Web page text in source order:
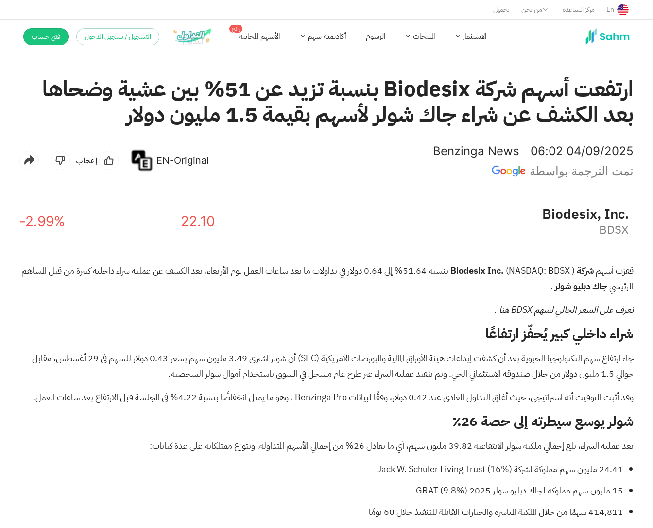
تحميل من نحن مركز المساعدة En
الاستثمار المنتجات الرسوم أكاديمية سهم الأسهم المجانية
رائج
التسجيل / تسجيل الدخول فتح حساب
ارتفعت أسهم شركة Biodesix بنسبة تزيد عن 51% بين عشية وضحاها
بعد الكشف عن شراء جاك شولر لأسهم بقيمة 1.5 مليون دولار
Benzinga News
06:02 04/09/2025
تمت الترجمة بواسطة
EN-Original إعجاب
Biodesix, Inc.
BDSX
22.10
-2.99%
قفزت أسهمشركة Biodesix Inc. (NASDAQ: BDSX
) بنسبة 51.64% إلى 0.64 دولار في تداولات ما بعد ساعات العمل يوم الأربعاء، بعد الكشف عن عملية شراء داخلية كبيرة من قبل المساهم
الرئيسيجاك دبليو شولر .
تعرف على السعر الحاليلسهم BDSX هنا .
شراء داخلي كبير يُحفّز ارتفاعًا
جاء ارتفاع سهم التكنولوجيا الحيوية بعد أن كشفت إيداعات هيئة الأوراق المالية والبورصات الأمريكية(SEC)
أن شولر اشترى 3.49 مليون سهم بسعر 0.43 دولار للسهم في 29 أغسطس، مقابل
حوالي 1.5 مليون دولار من خلال صندوقه الاستئماني الحي. وتم تنفيذ عملية الشراء عبر طرح عام مسجل في السوق باستخدام أموال شولر الشخصية.
وقد أثبت التوقيت أنه استراتيجي، حيث أغلق التداول العادي عند 0.42 دولار، وفقًا لبيانات
Benzinga Pro ، وهو ما يمثل انخفاضًا بنسبة 4.22% في الجلسة قبل الارتفاع بعد ساعات العمل.
شولر يوسع سيطرته إلى حصة 26٪
بعد عملية الشراء، بلغ إجمالي ملكية شولر الانتفاعية 39.82 مليون سهم، أي ما يعادل 26% من إجمالي الأسهم المتداولة. وتتوزع ممتلكاته على عدة كيانات:
24.41 مليون سهم مملوكة لشركة Jack W. Schuler Living Trust (16%)
15 مليون سهم مملوكة لجاك دبليو شولر 2025 GRAT (9.8%)
414,811 سهمًا من خلال الملكية المباشرة والخيارات القابلة للتنفيذ خلال 60 يومًا